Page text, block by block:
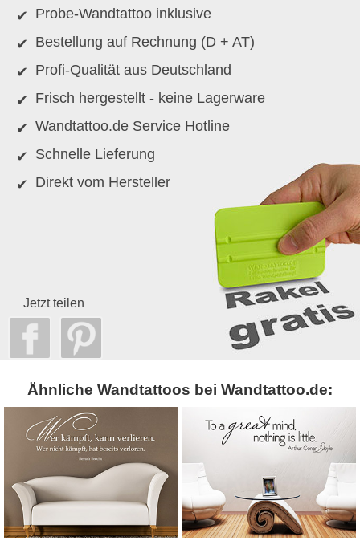
Probe-Wandtattoo inklusive
Bestellung auf Rechnung (D + AT)
Profi-Qualität aus Deutschland
Frisch hergestellt - keine Lagerware
Wandtattoo.de Service Hotline
Schnelle Lieferung
Direkt vom Hersteller
Jetzt teilen
Ähnliche Wandtattoos bei Wandtattoo.de: